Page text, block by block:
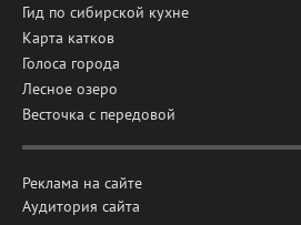
Гид по сибирской кухне
Карта катков
Голоса города
Лесное озеро
Весточка с передовой
Реклама на сайте
Аудитория сайта